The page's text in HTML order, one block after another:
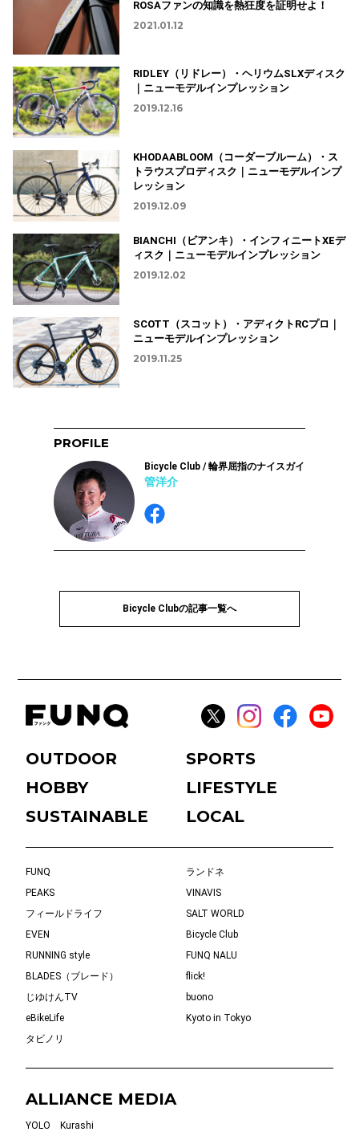
ROSAファンの知識を熱狂度を証明せよ！
2021.01.12
RIDLEY（リドレー）・ヘリウムSLXディスク
｜ニューモデルインプレッション
2019.12.16
KHODAABLOOM（コーダーブルーム）・ス
トラウスプロディスク｜ニューモデルインプ
レッション
2019.12.09
BIANCHI（ビアンキ）・インフィニートXEデ
ィスク｜ニューモデルインプレッション
2019.12.02
SCOTT（スコット）・アディクトRCプロ｜
ニューモデルインプレッション
2019.11.25
PROFILE
Bicycle Club / 輪界屈指のナイスガイ
管洋介
Bicycle Clubの記事一覧へ
OUTDOOR
SPORTS
HOBBY
LIFESTYLE
SUSTAINABLE
LOCAL
FUNQ
ランドネ
PEAKS
VINAVIS
フィールドライフ
SALT WORLD
EVEN
Bicycle Club
RUNNING style
FUNQ NALU
BLADES（ブレード）
flick!
じゆけんTV
buono
eBikeLife
Kyoto in Tokyo
タビノリ
ALLIANCE MEDIA
YOLO Kurashi